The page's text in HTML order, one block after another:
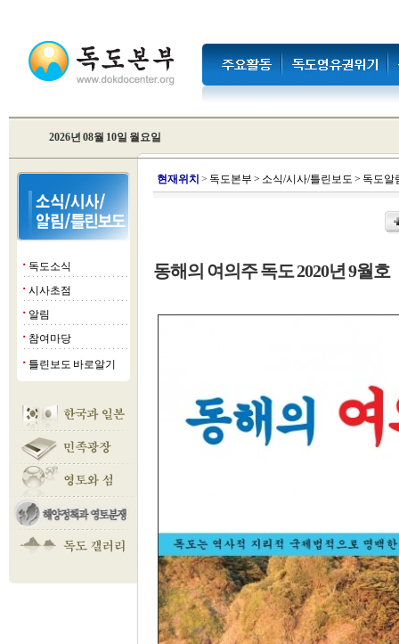
2026년 08월 10일 월요일
■ 독도소식
■ 시사초점
■ 알림
■ 참여마당
■ 틀린보도 바로알기
현재위치 > 독도본부 > 소식/시사/틀린보도 > 독도알
동해의 여의주 독도 2020년 9월호